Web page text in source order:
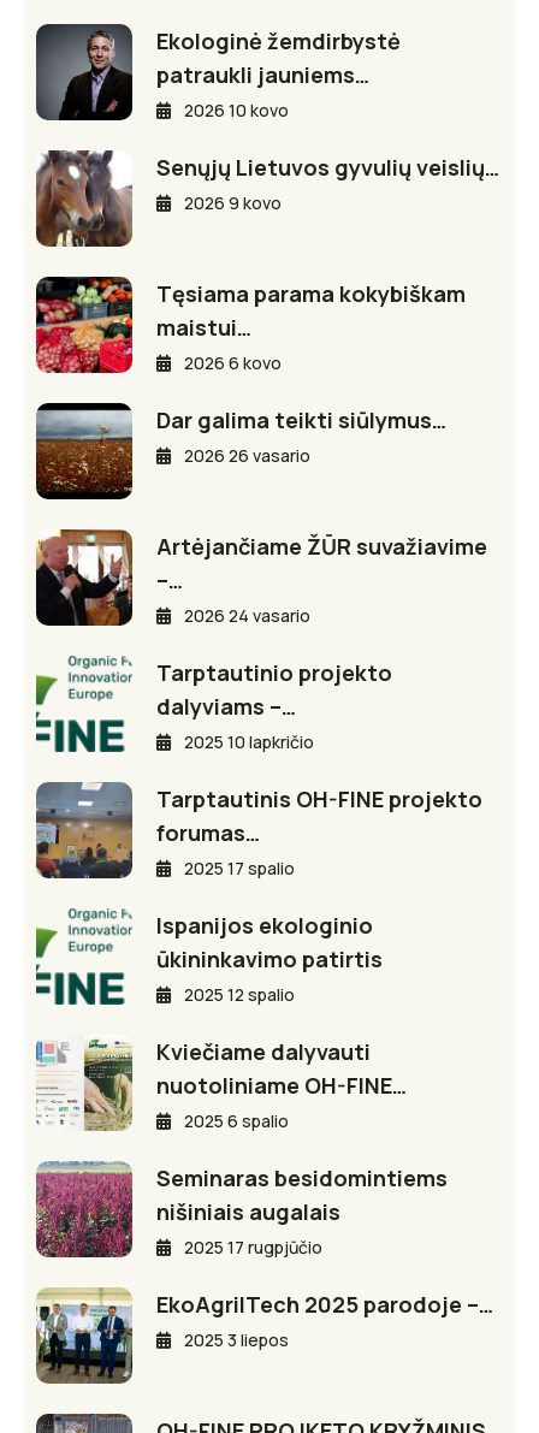
Ekologinė žemdirbystė
patraukli jauniems…
2026 10 kovo
Senųjų Lietuvos gyvulių veislių…
2026 9 kovo
Tęsiama parama kokybiškam
maistui…
2026 6 kovo
Dar galima teikti siūlymus…
2026 26 vasario
Artėjančiame ŽŪR suvažiavime
–…
2026 24 vasario
Tarptautinio projekto
dalyviams –…
2025 10 lapkričio
Tarptautinis OH-FINE projekto
forumas…
2025 17 spalio
Ispanijos ekologinio
ūkininkavimo patirtis
2025 12 spalio
Kviečiame dalyvauti
nuotoliniame OH-FINE…
2025 6 spalio
Seminaras besidomintiems
nišiniais augalais
2025 17 rugpjūčio
EkoAgriITech 2025 parodoje –…
2025 3 liepos